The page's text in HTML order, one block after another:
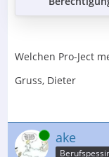
Welchen Pro-Ject
Gruss, Dieter
Online ake